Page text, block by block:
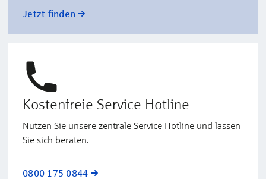
Jetzt finden
Kostenfreie Service Hotline
Nutzen Sie unsere zentrale Service Hotline und lassen
Sie sich beraten.
0800 175 0844